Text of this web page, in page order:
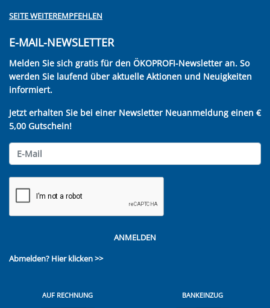
SEITE WEITEREMPFEHLEN
E-MAIL-NEWSLETTER
Melden Sie sich gratis für den ÖKOPROFI-Newsletter an. So
werden Sie laufend über aktuelle Aktionen und Neuigkeiten
informiert.
Jetzt erhalten Sie bei einer Newsletter Neuanmeldung einen €
5,00 Gutschein!
ANMELDEN
Abmelden? Hier klicken >>
AUF RECHNUNG BANKEINZUG